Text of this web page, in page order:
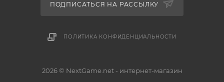
ПОДПИСАТЬСЯ НА РАССЫЛКУ
ПОЛИТИКА КОНФИДЕНЦИАЛЬНОСТИ
2026 © NextGame.net - интернет-магазин